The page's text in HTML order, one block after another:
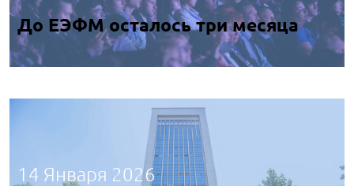
До ЕЭФМ осталось три месяца
14 Января 2026